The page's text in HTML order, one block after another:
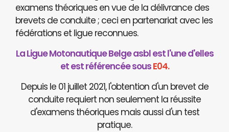
examens théoriques en vue de la délivrance des
brevets de conduite ; ceci en partenariat avec les
fédérations et ligue reconnues.
La Ligue Motonautique Belge asbl est l'une d'elles
et est référencée sousE04.
Depuis le 01 juillet 2021, l'obtention d'un brevet de
conduite requiert non seulement la réussite
d'examens théoriques mais aussi d'un test
pratique.